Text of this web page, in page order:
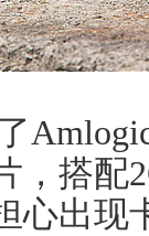
，搭配
心出现